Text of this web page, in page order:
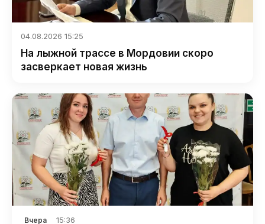
04.08.2026 15:25
На лыжной трассе в Мордовии скоро
засверкает новая жизнь
Вчера 15:36